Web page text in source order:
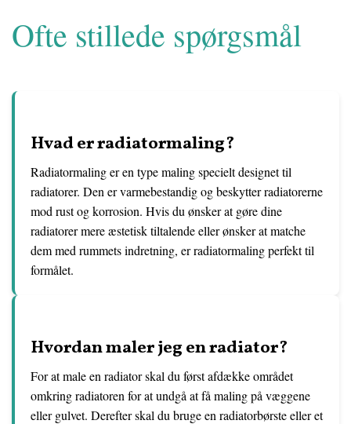
Ofte stillede spørgsmål
Hvad er radiatormaling?
Radiatormaling er en type maling specielt designet til
radiatorer. Den er varmebestandig og beskytter radiatorerne
mod rust og korrosion. Hvis du ønsker at gøre dine
radiatorer mere æstetisk tiltalende eller ønsker at matche
dem med rummets indretning, er radiatormaling perfekt til
formålet.
Hvordan maler jeg en radiator?
For at male en radiator skal du først afdække området
omkring radiatoren for at undgå at få maling på væggene
eller gulvet. Derefter skal du bruge en radiatorbørste eller et